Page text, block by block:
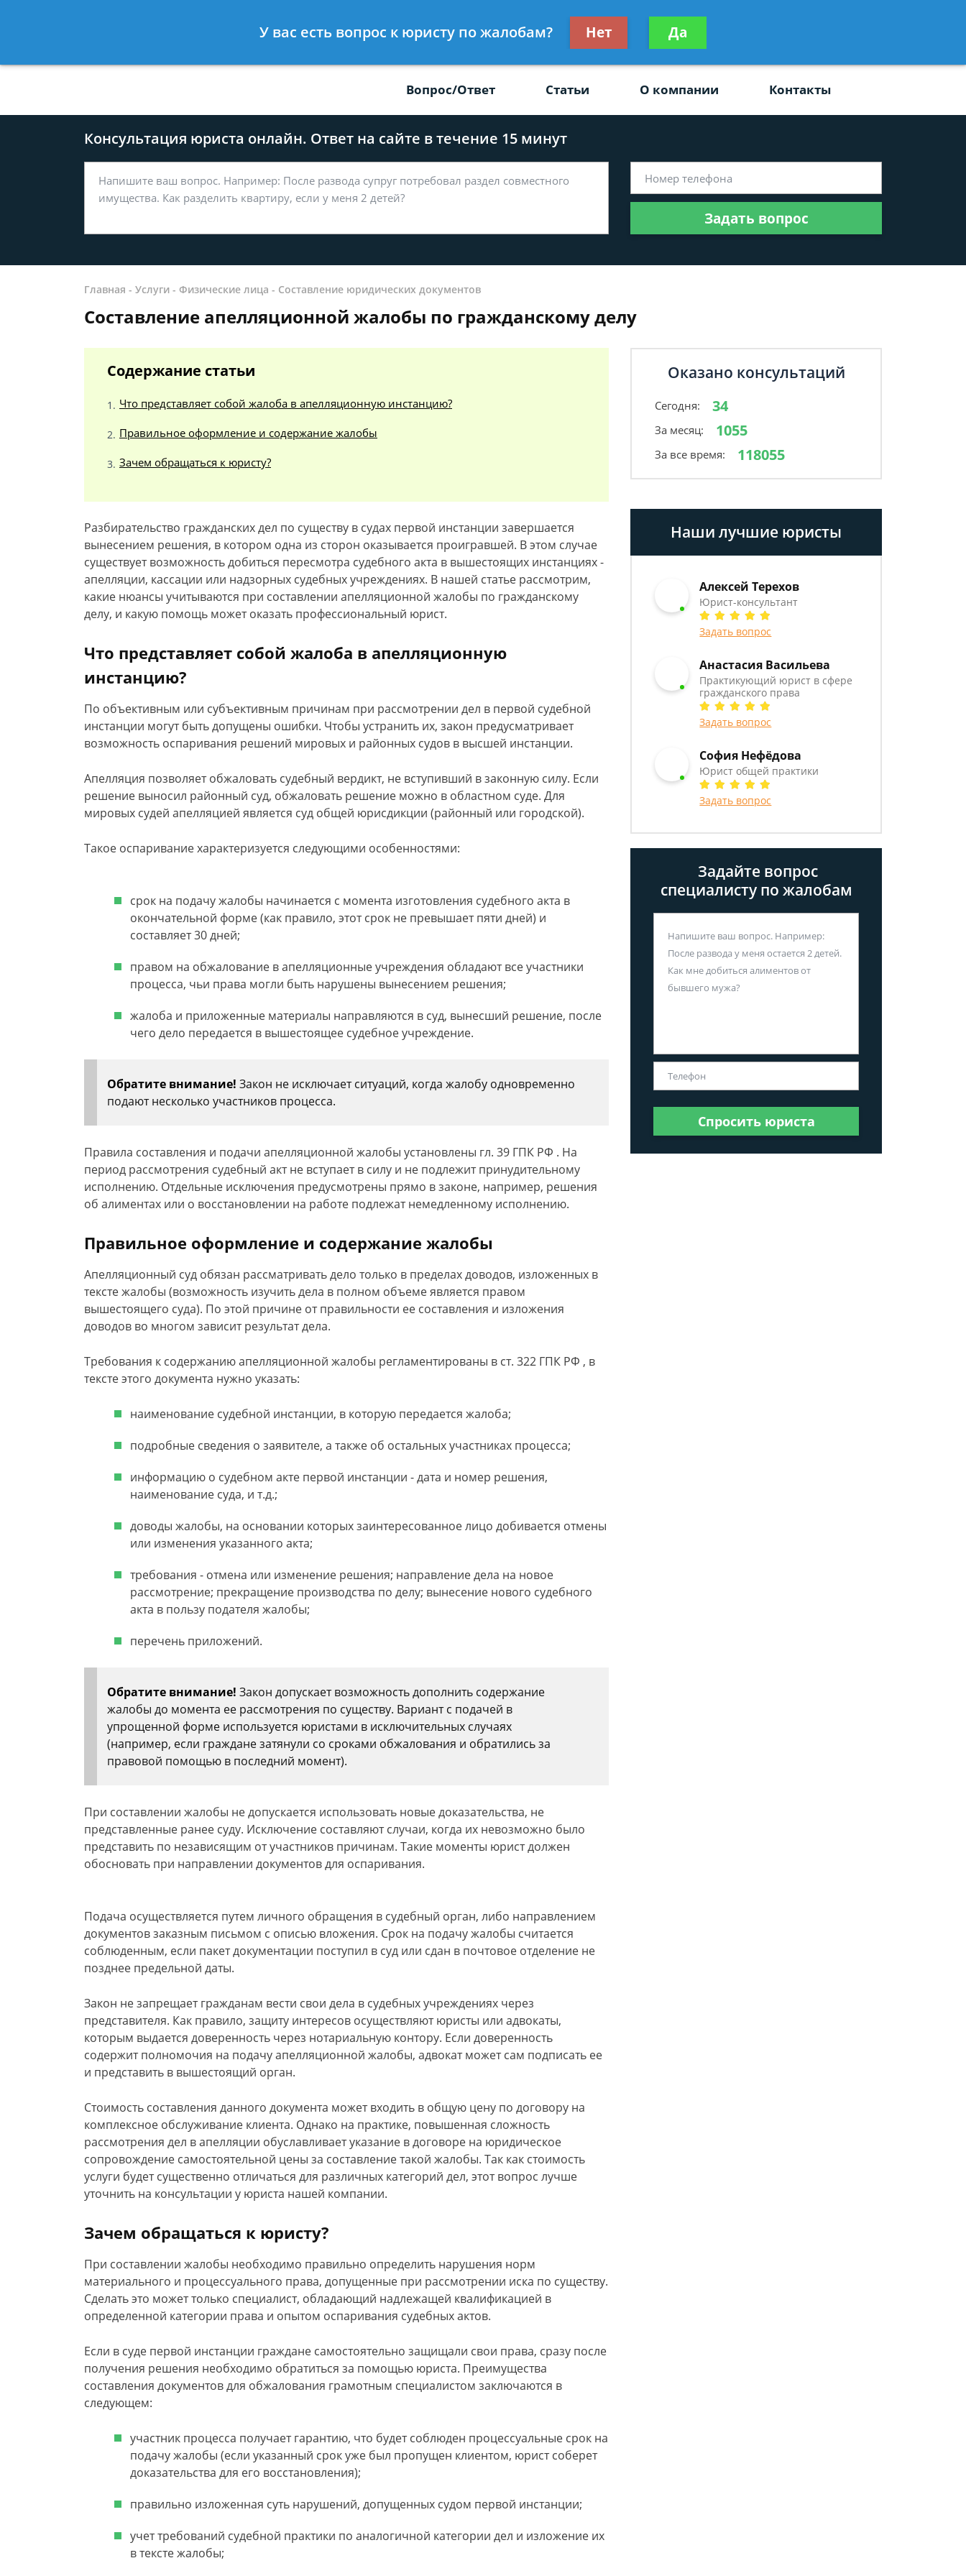
8 812 509-27-47
Получите консультацию
бесплатно
Вопрос/Ответ Статьи О компании Контакты
Консультация юриста онлайн. Ответ на сайте в течение 15 минут
Задать вопрос
Главная - Услуги - Физические лица - Составление юридических документов
Cоставление апелляционной жалобы по гражданскому делу
Содержание статьи
Что представляет собой жалоба в апелляционную инстанцию?
Правильное оформление и содержание жалобы
Зачем обращаться к юристу?
Разбирательство гражданских дел по существу в судах первой инстанции завершается
вынесением решения, в котором одна из сторон оказывается проигравшей. В этом случае
существует возможность добиться пересмотра судебного акта в вышестоящих инстанциях -
апелляции, кассации или надзорных судебных учреждениях. В нашей статье рассмотрим,
какие нюансы учитываются при составлении апелляционной жалобы по гражданскому
делу, и какую помощь может оказать профессиональный юрист.
Что представляет собой жалоба в апелляционную
инстанцию?
По объективным или субъективным причинам при рассмотрении дел в первой судебной
инстанции могут быть допущены ошибки. Чтобы устранить их, закон предусматривает
возможность оспаривания решений мировых и районных судов в высшей инстанции.
Апелляция позволяет обжаловать судебный вердикт, не вступивший в законную силу. Если
решение выносил районный суд, обжаловать решение можно в областном суде. Для
мировых судей апелляцией является суд общей юрисдикции (районный или городской).
Такое оспаривание характеризуется следующими особенностями:
срок на подачу жалобы начинается с момента изготовления судебного акта в
окончательной форме (как правило, этот срок не превышает пяти дней) и
составляет 30 дней;
правом на обжалование в апелляционные учреждения обладают все участники
процесса, чьи права могли быть нарушены вынесением решения;
жалоба и приложенные материалы направляются в суд, вынесший решение, после
чего дело передается в вышестоящее судебное учреждение.
Обратите внимание! Закон не исключает ситуаций, когда жалобу одновременно
подают несколько участников процесса.
Правила составления и подачи апелляционной жалобы установлены гл. 39 ГПК РФ . На
период рассмотрения судебный акт не вступает в силу и не подлежит принудительному
исполнению. Отдельные исключения предусмотрены прямо в законе, например, решения
об алиментах или о восстановлении на работе подлежат немедленному исполнению.
Правильное оформление и содержание жалобы
Апелляционный суд обязан рассматривать дело только в пределах доводов, изложенных в
тексте жалобы (возможность изучить дела в полном объеме является правом
вышестоящего суда). По этой причине от правильности ее составления и изложения
доводов во многом зависит результат дела.
Требования к содержанию апелляционной жалобы регламентированы в ст. 322 ГПК РФ , в
тексте этого документа нужно указать:
наименование судебной инстанции, в которую передается жалоба;
подробные сведения о заявителе, а также об остальных участниках процесса;
информацию о судебном акте первой инстанции - дата и номер решения,
наименование суда, и т.д.;
доводы жалобы, на основании которых заинтересованное лицо добивается отмены
или изменения указанного акта;
требования - отмена или изменение решения; направление дела на новое
рассмотрение; прекращение производства по делу; вынесение нового судебного
акта в пользу подателя жалобы;
перечень приложений.
Обратите внимание! Закон допускает возможность дополнить содержание
жалобы до момента ее рассмотрения по существу. Вариант с подачей в
упрощенной форме используется юристами в исключительных случаях
(например, если граждане затянули со сроками обжалования и обратились за
правовой помощью в последний момент).
При составлении жалобы не допускается использовать новые доказательства, не
представленные ранее суду. Исключение составляют случаи, когда их невозможно было
представить по независящим от участников причинам. Такие моменты юрист должен
обосновать при направлении документов для оспаривания.
Подача осуществляется путем личного обращения в судебный орган, либо направлением
документов заказным письмом с описью вложения. Срок на подачу жалобы считается
соблюденным, если пакет документации поступил в суд или сдан в почтовое отделение не
позднее предельной даты.
Закон не запрещает гражданам вести свои дела в судебных учреждениях через
представителя. Как правило, защиту интересов осуществляют юристы или адвокаты,
которым выдается доверенность через нотариальную контору. Если доверенность
содержит полномочия на подачу апелляционной жалобы, адвокат может сам подписать ее
и представить в вышестоящий орган.
Стоимость составления данного документа может входить в общую цену по договору на
комплексное обслуживание клиента. Однако на практике, повышенная сложность
рассмотрения дел в апелляции обуславливает указание в договоре на юридическое
сопровождение самостоятельной цены за составление такой жалобы. Так как стоимость
услуги будет существенно отличаться для различных категорий дел, этот вопрос лучше
уточнить на консультации у юриста нашей компании.
Зачем обращаться к юристу?
При составлении жалобы необходимо правильно определить нарушения норм
материального и процессуального права, допущенные при рассмотрении иска по существу.
Сделать это может только специалист, обладающий надлежащей квалификацией в
определенной категории права и опытом оспаривания судебных актов.
Если в суде первой инстанции граждане самостоятельно защищали свои права, сразу после
получения решения необходимо обратиться за помощью юриста. Преимущества
составления документов для обжалования грамотным специалистом заключаются в
следующем:
участник процесса получает гарантию, что будет соблюден процессуальные срок на
подачу жалобы (если указанный срок уже был пропущен клиентом, юрист соберет
доказательства для его восстановления);
правильно изложенная суть нарушений, допущенных судом первой инстанции;
учет требований судебной практики по аналогичной категории дел и изложение их
в тексте жалобы;
Оказано консультаций
Сегодня: 34
За месяц: 1055
За все время: 118055
Наши лучшие юристы
Алексей Терехов
Юрист-консультант
Задать вопрос
Анастасия Васильева
Практикующий юрист в сфере
гражданского права
Задать вопрос
София Нефёдова
Юрист общей практики
Задать вопрос
Задайте вопрос
специалисту по жалобам
Спросить юриста
У вас есть вопрос к юристу по жалобам? Нет Да